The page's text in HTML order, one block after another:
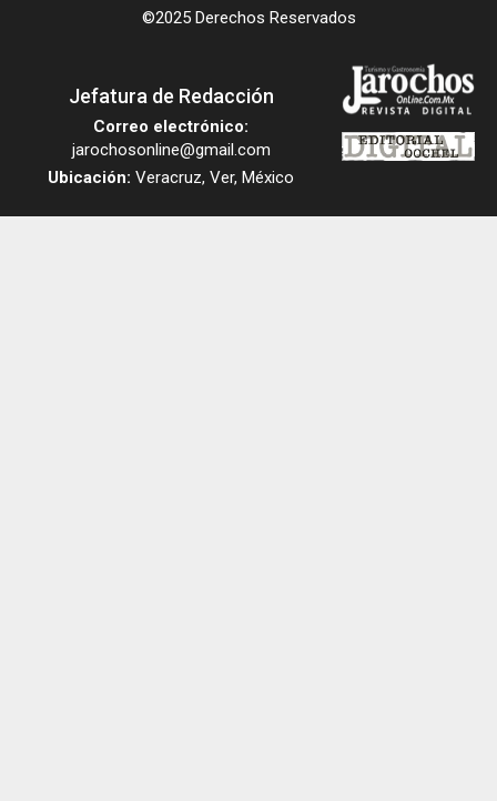
©2025 Derechos Reservados
Jefatura de Redacción
Correo electrónico:
jarochosonline@gmail.com
Ubicación: Veracruz, Ver, México